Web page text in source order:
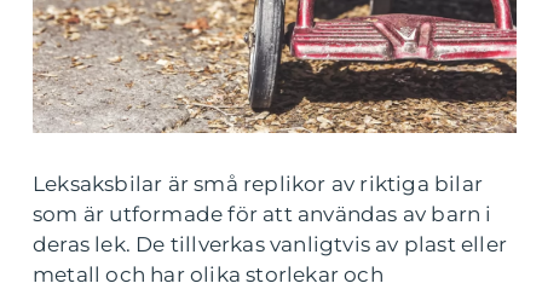
Leksaksbilar är små replikor av riktiga bilar
som är utformade för att användas av barn i
deras lek. De tillverkas vanligtvis av plast eller
metall och har olika storlekar och